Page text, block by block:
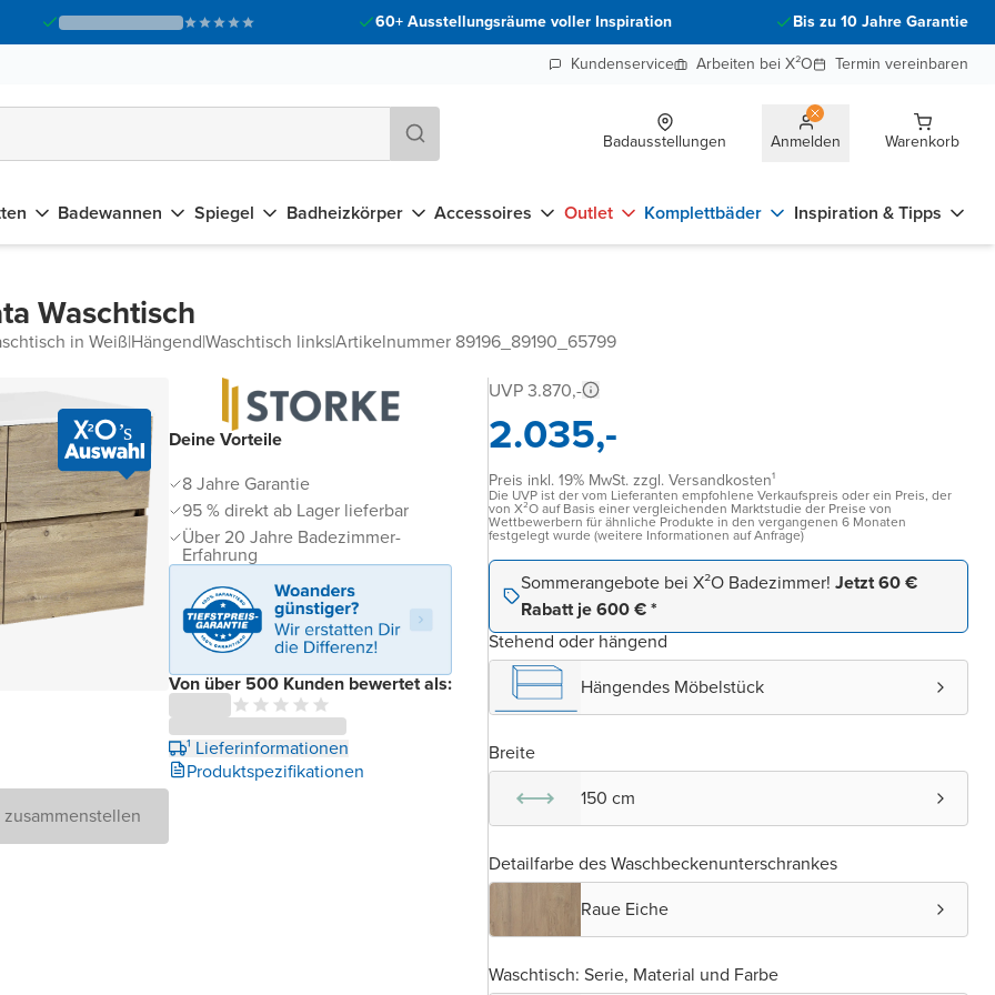
60+ Ausstellungsräume voller Inspiration
Bis zu 10 Jahre Garantie
Kundenservice
Arbeiten bei X²O Termin vereinbaren
Badausstellungen Anmelden Warenkorb
Badewannen Spiegel Badheizkörper Accessoires Outlet Komplettbäder Inspiration & Tipps
Waschtisch
in Weiß|Hängend|Waschtisch links|Artikelnummer 89196_89190_65799
Deine Vorteile
8 Jahre Garantie
95 % direkt ab Lager lieferbar
Über 20 Jahre Badezimmer-
Erfahrung
Von über 500 Kunden bewertet als:
¹ Lieferinformationen
Produktspezifikationen
UVP 3.870,-
2.035,-
Preis inkl. 19% MwSt. zzgl. Versandkosten¹
Die UVP ist der vom Lieferanten empfohlene Verkaufspreis oder ein Preis, der
von X²O auf Basis einer vergleichenden Marktstudie der Preise von
Wettbewerbern für ähnliche Produkte in den vergangenen 6 Monaten
festgelegt wurde (weitere Informationen auf Anfrage)
Sommerangebote bei X²O Badezimmer! Jetzt 60 €
Rabatt je 600 € *
Stehend oder hängend
Hängendes Möbelstück
Breite
150 cm
Detailfarbe des Waschbeckenunterschrankes
Raue Eiche
Waschtisch: Serie, Material und Farbe